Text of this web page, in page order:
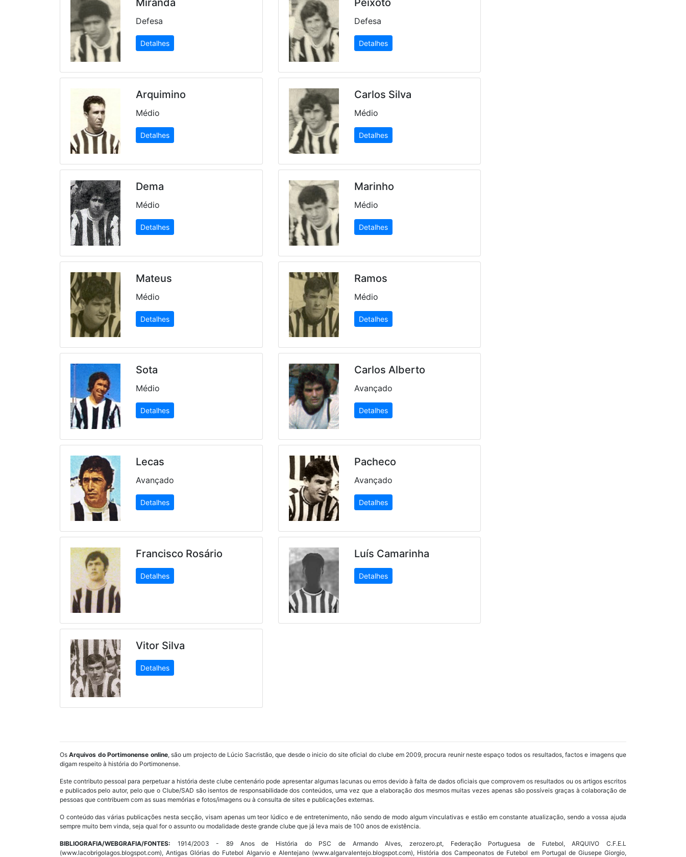
Miranda
Defesa
Detalhes
Peixoto
Defesa
Detalhes
Arquimino
Médio
Detalhes
Carlos Silva
Médio
Detalhes
Dema
Médio
Detalhes
Marinho
Médio
Detalhes
Mateus
Médio
Detalhes
Ramos
Médio
Detalhes
Sota
Médio
Detalhes
Carlos Alberto
Avançado
Detalhes
Lecas
Avançado
Detalhes
Pacheco
Avançado
Detalhes
Francisco Rosário
Detalhes
Luís Camarinha
Detalhes
Vitor Silva
Detalhes
OsArquivos do Portimonense online, são um projecto de Lúcio Sacristão, que desde o inicio do site oficial do clube em 2009, procura reunir neste espaço todos os resultados, factos e imagens que
digam respeito à história do Portimonense.
Este contributo pessoal para perpetuar a história deste clube centenário pode apresentar algumas lacunas ou erros devido à falta de dados oficiais que comprovem os resultados ou os artigos escritos
e publicados pelo autor, pelo que o Clube/SAD são isentos de responsabilidade dos conteúdos, uma vez que a elaboração dos mesmos muitas vezes apenas são possíveis graças à colaboração de
pessoas que contribuem com as suas memórias e fotos/imagens ou à consulta de sites e publicações externas.
O conteúdo das várias publicações nesta secção, visam apenas um teor lúdico e de entretenimento, não sendo de modo algum vinculativas e estão em constante atualização, sendo a vossa ajuda
sempre muito bem vinda, seja qual for o assunto ou modalidade deste grande clube que já leva mais de 100 anos de existência.
BIBLIOGRAFIA/WEBGRAFIA/FONTES: 1914/2003 - 89 Anos de História do PSC de Armando Alves, zerozero.pt, Federação Portuguesa de Futebol, ARQUIVO C.F.E.L
(www.lacobrigolagos.blogspot.com), Antigas Glórias do Futebol Algarvio e Alentejano (www.algarvalentejo.blogspot.com), História dos Campeonatos de Futebol em Portugal de Giusepe Giorgio,